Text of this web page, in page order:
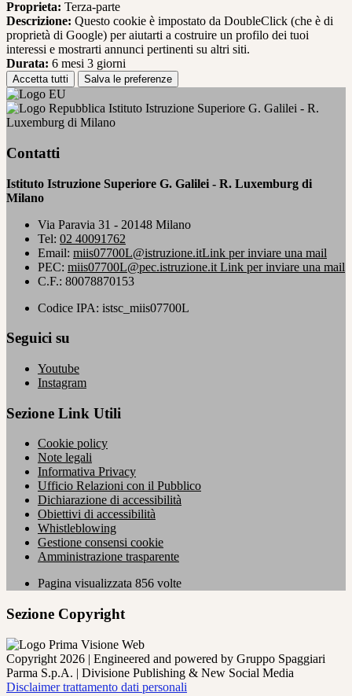
Proprieta: Terza-parte
Descrizione: Questo cookie è impostato da DoubleClick (che è di
proprietà di Google) per aiutarti a costruire un profilo dei tuoi
interessi e mostrarti annunci pertinenti su altri siti.
Durata: 6 mesi 3 giorni
Accetta tutti Salva le preferenze
Istituto Istruzione Superiore G. Galilei - R.
Luxemburg di Milano
Contatti
Istituto Istruzione Superiore G. Galilei - R. Luxemburg di
Milano
Via Paravia 31 - 20148 Milano
Tel: 02 40091762
Email: miis07700L@istruzione.itLink per inviare una mail
PEC: miis07700L@pec.istruzione.it Link per inviare una mail
C.F.: 80078870153
Codice IPA: istsc_miis07700L
Seguici su
Youtube
Instagram
Sezione Link Utili
Cookie policy
Note legali
Informativa Privacy
Ufficio Relazioni con il Pubblico
Dichiarazione di accessibilità
Obiettivi di accessibilità
Whistleblowing
Gestione consensi cookie
Amministrazione trasparente
Pagina visualizzata 856 volte
Sezione Copyright
Copyright 2026 | Engineered and powered by Gruppo Spaggiari
Parma S.p.A. | Divisione Publishing & New Social Media
Disclaimer trattamento dati personali